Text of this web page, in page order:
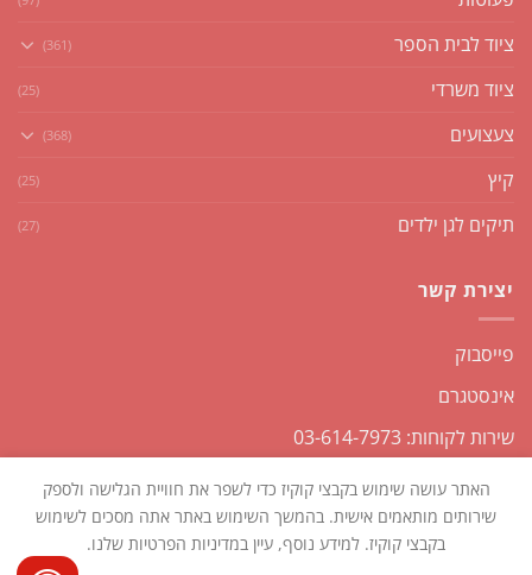
ציוד לבית הספר (361)
ציוד משרדי (25)
צעצועים (368)
קיץ (25)
תיקים לגן ילדים (27)
יצירת קשר
פייסבוק
אינסטגרם
שירות לקוחות: 03-614-7973
האתר עושה שימוש בקבצי קוקיז כדי לשפר את חוויית הגלישה ולספק
שירותים מותאמים אישית. בהמשך השימוש באתר אתה מסכים לשימוש
בקבצי קוקיז. למידע נוסף, עיין במדיניות הפרטיות שלנו.